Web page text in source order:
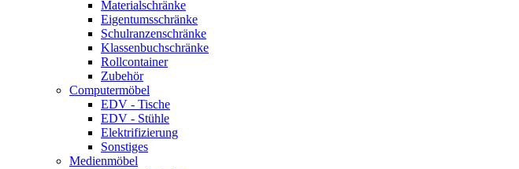
Materialschränke
Eigentumsschränke
Schulranzenschränke
Klassenbuchschränke
Rollcontainer
Zubehör
Computermöbel
EDV - Tische
EDV - Stühle
Elektrifizierung
Sonstiges
Medienmöbel